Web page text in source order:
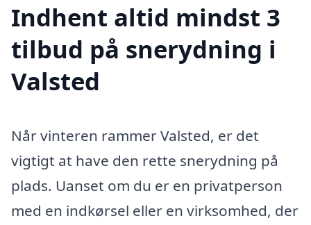
Indhent altid mindst 3
tilbud på snerydning i
Valsted
Når vinteren rammer Valsted, er det
vigtigt at have den rette snerydning på
plads. Uanset om du er en privatperson
med en indkørsel eller en virksomhed, der